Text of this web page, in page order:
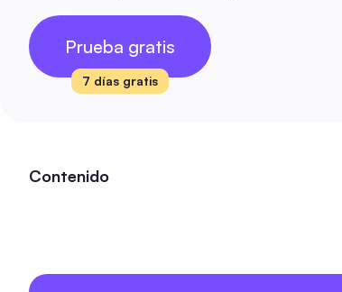
Prueba gratis
7 días gratis
Contenido